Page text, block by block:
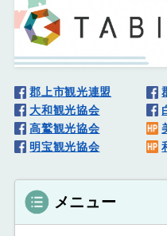
郡上市観光連盟
大和観光協会
高鷲観光協会
明宝観光協会
メニュー